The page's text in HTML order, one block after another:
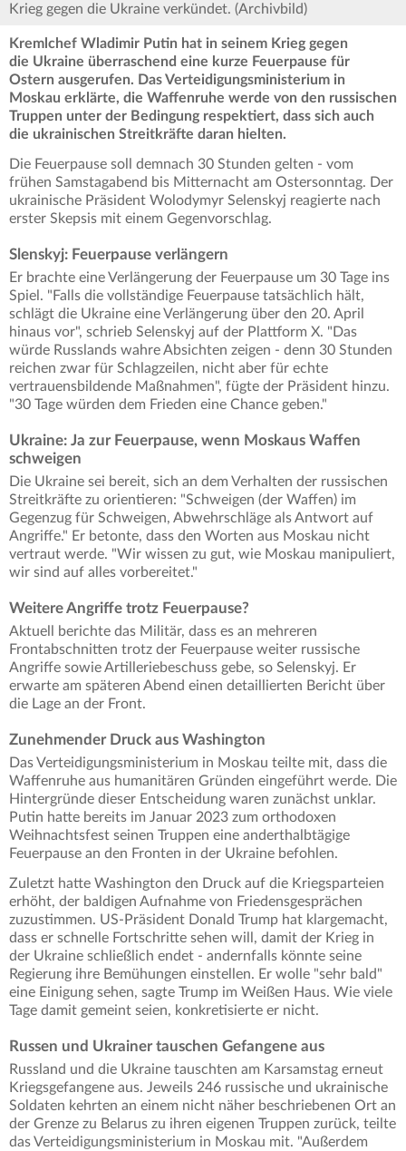
Krieg gegen die Ukraine verkündet. (Archivbild)
Kremlchef Wladimir Putin hat in seinem Krieg gegen
die Ukraine überraschend eine kurze Feuerpause für
Ostern ausgerufen. Das Verteidigungsministerium in
Moskau erklärte, die Waffenruhe werde von den russischen
Truppen unter der Bedingung respektiert, dass sich auch
die ukrainischen Streitkräfte daran hielten.
Die Feuerpause soll demnach 30 Stunden gelten - vom
frühen Samstagabend bis Mitternacht am Ostersonntag. Der
ukrainische Präsident Wolodymyr Selenskyj reagierte nach
erster Skepsis mit einem Gegenvorschlag.
Slenskyj: Feuerpause verlängern
Er brachte eine Verlängerung der Feuerpause um 30 Tage ins
Spiel. "Falls die vollständige Feuerpause tatsächlich hält,
schlägt die Ukraine eine Verlängerung über den 20. April
hinaus vor", schrieb Selenskyj auf der Plattform X. "Das
würde Russlands wahre Absichten zeigen - denn 30 Stunden
reichen zwar für Schlagzeilen, nicht aber für echte
vertrauensbildende Maßnahmen", fügte der Präsident hinzu.
"30 Tage würden dem Frieden eine Chance geben."
Ukraine: Ja zur Feuerpause, wenn Moskaus Waffen
schweigen
Die Ukraine sei bereit, sich an dem Verhalten der russischen
Streitkräfte zu orientieren: "Schweigen (der Waffen) im
Gegenzug für Schweigen, Abwehrschläge als Antwort auf
Angriffe." Er betonte, dass den Worten aus Moskau nicht
vertraut werde. "Wir wissen zu gut, wie Moskau manipuliert,
wir sind auf alles vorbereitet."
Weitere Angriffe trotz Feuerpause?
Aktuell berichte das Militär, dass es an mehreren
Frontabschnitten trotz der Feuerpause weiter russische
Angriffe sowie Artilleriebeschuss gebe, so Selenskyj. Er
erwarte am späteren Abend einen detaillierten Bericht über
die Lage an der Front.
Zunehmender Druck aus Washington
Das Verteidigungsministerium in Moskau teilte mit, dass die
Waffenruhe aus humanitären Gründen eingeführt werde. Die
Hintergründe dieser Entscheidung waren zunächst unklar.
Putin hatte bereits im Januar 2023 zum orthodoxen
Weihnachtsfest seinen Truppen eine anderthalbtägige
Feuerpause an den Fronten in der Ukraine befohlen.
Zuletzt hatte Washington den Druck auf die Kriegsparteien
erhöht, der baldigen Aufnahme von Friedensgesprächen
zuzustimmen. US-Präsident Donald Trump hat klargemacht,
dass er schnelle Fortschritte sehen will, damit der Krieg in
der Ukraine schließlich endet - andernfalls könnte seine
Regierung ihre Bemühungen einstellen. Er wolle "sehr bald"
eine Einigung sehen, sagte Trump im Weißen Haus. Wie viele
Tage damit gemeint seien, konkretisierte er nicht.
Russen und Ukrainer tauschen Gefangene aus
Russland und die Ukraine tauschten am Karsamstag erneut
Kriegsgefangene aus. Jeweils 246 russische und ukrainische
Soldaten kehrten an einem nicht näher beschriebenen Ort an
der Grenze zu Belarus zu ihren eigenen Truppen zurück, teilte
das Verteidigungsministerium in Moskau mit. "Außerdem